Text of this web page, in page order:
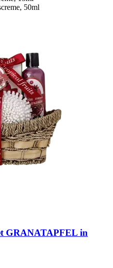
50ml
GRANATAPFEL in